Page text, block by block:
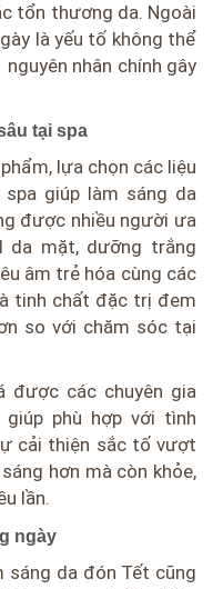
tổn thương da. Ngoài
là yếu tố không thể
nhân chính gây
tại spa
lựa chọn các liệu
giúp làm sáng da
được nhiều người ưa
da mặt, dưỡng trắng
âm trẻ hóa cùng các
tinh chất đặc trị đem
so với chăm sóc tại
được các chuyên gia
phù hợp với tình
cải thiện sắc tố vượt
hơn mà còn khỏe,
lần.
ngày
sáng da đón Tết cũng